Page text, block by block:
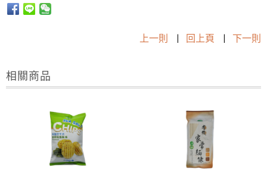
上一則 | 回上頁 | 下一則
相關商品